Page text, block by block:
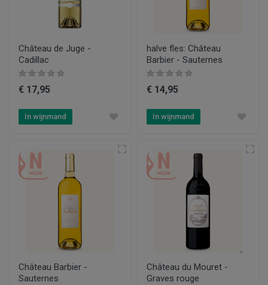
Château de Juge -
Cadillac
€ 17,95
In wijnmand
halve fles: Château
Barbier - Sauternes
€ 14,95
In wijnmand
Château Barbier -
Sauternes
Château du Mouret -
Graves rouge